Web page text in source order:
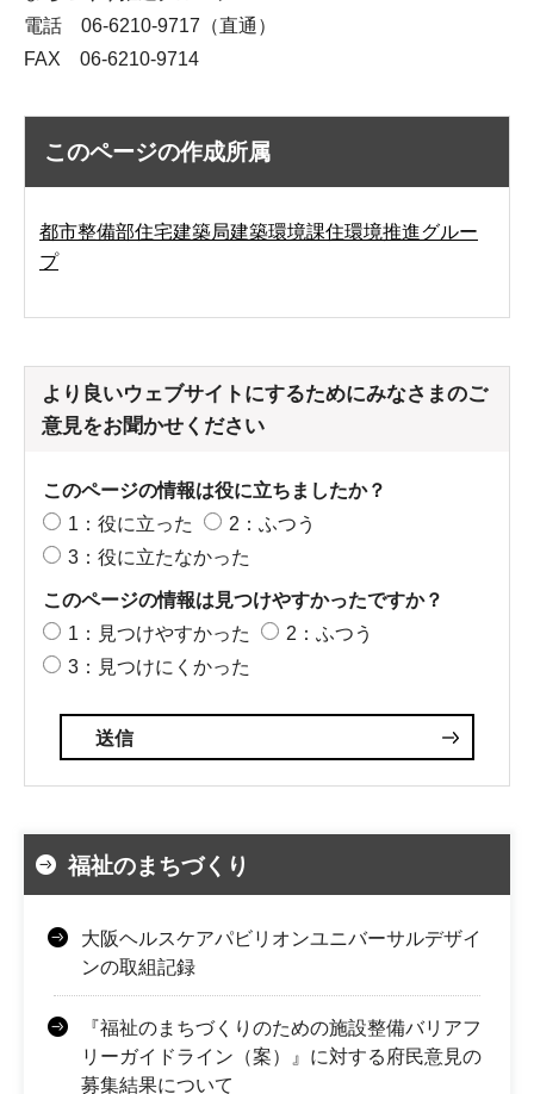
電話 06-6210-9717（直通）
FAX 06-6210-9714
このページの作成所属
都市整備部住宅建築局建築環境課住環境推進グルー
プ
より良いウェブサイトにするためにみなさまのご
意見をお聞かせください
このページの情報は役に立ちましたか？
1：役に立った
2：ふつう
3：役に立たなかった
このページの情報は見つけやすかったですか？
1：見つけやすかった
2：ふつう
3：見つけにくかった
福祉のまちづくり
大阪ヘルスケアパビリオンユニバーサルデザイ
ンの取組記録
『福祉のまちづくりのための施設整備バリアフ
リーガイドライン（案）』に対する府民意見の
募集結果について